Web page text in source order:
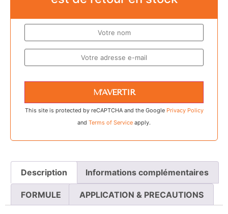
M’AVERTIR
This site is protected by reCAPTCHA and the Google Privacy Policy
and Terms of Service apply.
Description Informations complémentaires
FORMULE APPLICATION & PRECAUTIONS